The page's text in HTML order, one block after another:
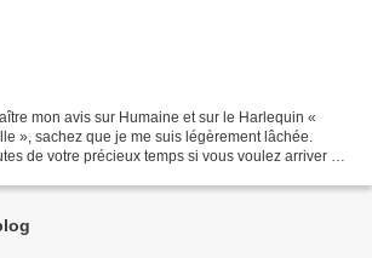
mon avis sur Humaine et sur le Harlequin «
», sachez que je me suis légèrement lâchée.
de votre précieux temps si vous voulez arriver au